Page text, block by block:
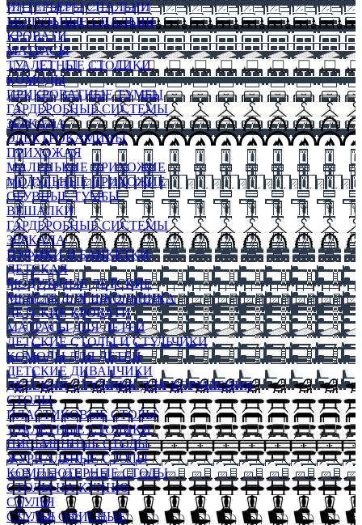
ИНТЕРЬЕРЫ СПАЛЬНИ
МОДУЛЬНЫЕ СПАЛЬНИ
КРОВАТИ
МАТРАСЫ
ТУАЛЕТНЫЕ СТОЛИКИ
КОМОДЫ
ПРИКРОВАТНЫЕ ТУМБЫ
ГАРДЕРОБНЫЕ СИСТЕМЫ
ЗЕРКАЛА
ЭЛЕКТРОКАМИНЫ
ПРИХОЖАЯ
МАЛЕНЬКИЕ ПРИХОЖИЕ
МОДУЛЬНЫЕ ПРИХОЖИЕ
ОБУВНЫЕ ТУМБЫ
ВЕШАЛКИ
ГАРДЕРОБНЫЕ СИСТЕМЫ
ЗЕРКАЛА
ПУФИКИ И БАНКЕТКИ
ДЕТСКАЯ
МОДУЛЬНЫЕ ДЕТСКИЕ
МЕБЕЛЬ ДЛЯ ШКОЛЬНИКА
ДЕТСКИЕ КРОВАТИ
МАТРАСЫ ДЛЯ ДЕТЕЙ
ДЕТСКИЕ СТОЛЫ И СТУЛЬЧИКИ
КОМОДЫ ДЛЯ ДЕТЕЙ
ДЕТСКИЕ ДИВАНЧИКИ
ДЕТСКИЙ СТУЛЬЧИК ДЛЯ КОРМЛЕНИЯ
СТОЛЫ
ПЛАСТИКОВЫЕ СТОЛЫ
ТУАЛЕТНЫЕ СТОЛИКИ
ПИСЬМЕННЫЕ СТОЛЫ
ЖУРНАЛЬНЫЕ СТОЛЫ
КОМПЬЮТЕРНЫЕ СТОЛЫ
СТОЛЫ НА КУХНЮ
СТУЛЬЯ
СТУЛЬЯ ОФИСНЫЕ